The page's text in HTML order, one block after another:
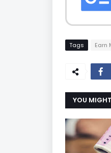
Tags Earn
YOU